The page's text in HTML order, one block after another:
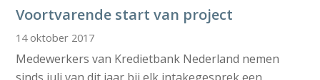
Voortvarende start van project
14 oktober 2017
Medewerkers van Kredietbank Nederland nemen